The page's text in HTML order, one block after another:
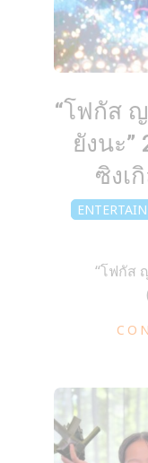
“โฟกัส
ยังนะ”
ซิงเ
2026-
08-
“โฟกัส